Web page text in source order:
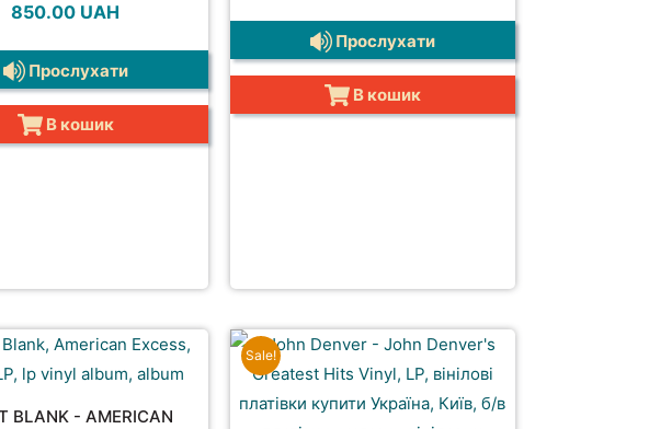
850.00 UAH
Прослухати
В кошик
Прослухати
В кошик
BLANK - AMERICAN
Sale!